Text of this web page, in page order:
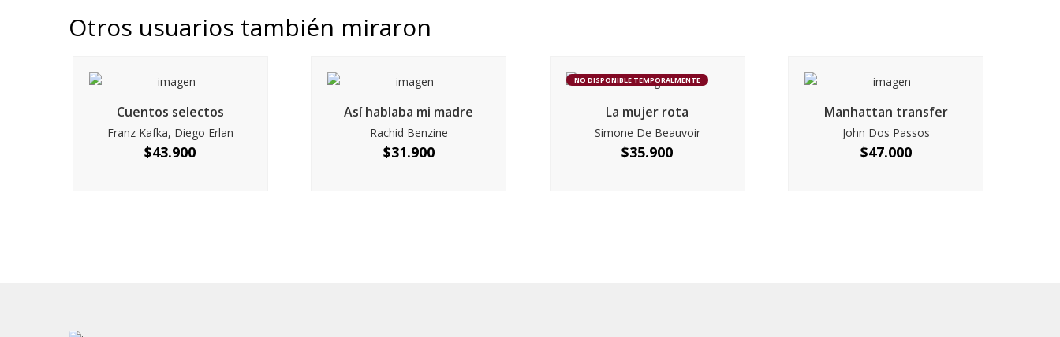
Otros usuarios también miraron
Cuentos selectos
Franz Kafka, Diego Erlan
$43.900
Así hablaba mi madre
Rachid Benzine
$31.900
NO DISPONIBLE TEMPORALMENTE
La mujer rota
Simone De Beauvoir
$35.900
Manhattan transfer
John Dos Passos
$47.000